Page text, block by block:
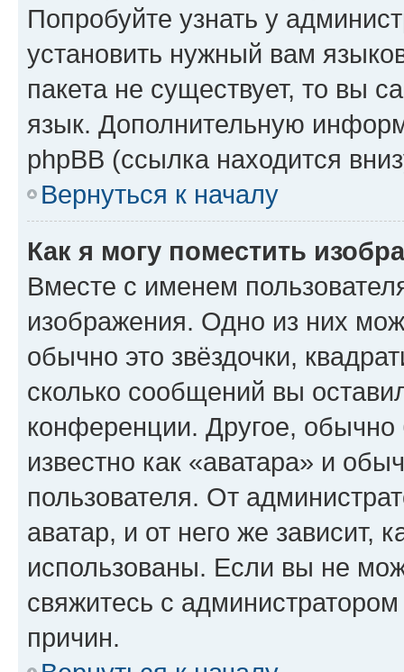
Попробуйте узнать у
установить нужный вам
пакета не существует, то вы
язык. Дополнительную
phpBB (ссылка находится
Вернуться к началу
Как я могу поместить
Вместе с именем
изображения. Одно из них
обычно это звёздочки,
сколько сообщений вы
конференции. Другое,
известно как «аватара» и
пользователя. От
аватар, и от него же зависит,
использованы. Если вы не
свяжитесь с
причин.